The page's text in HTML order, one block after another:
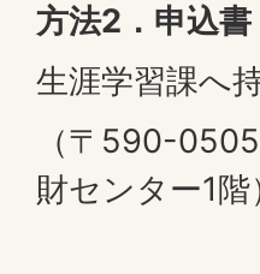
方法2．申込書
生涯学習課へ
（〒590-
財センター1階